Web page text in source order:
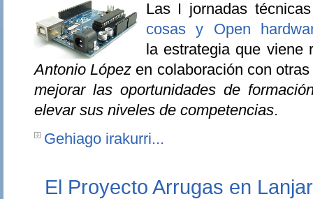
Las I jornadas
cosas y Open
la estrategia que
Antonio Lópezen colaboración con
mejorar las oportunidades de
elevar sus niveles de competencias.
Gehiago irakurri...
El Proyecto Arrugas en